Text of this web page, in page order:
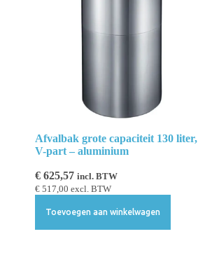
Afvalbak grote capaciteit 130 liter,
V-part – aluminium
€ 625,57 incl. BTW
€ 517,00 excl. BTW
Toevoegen aan winkelwagen